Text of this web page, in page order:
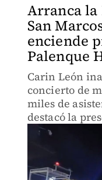
Arranca la
San
enciende
Palenque
Carin León
concierto de
miles de
destacó la